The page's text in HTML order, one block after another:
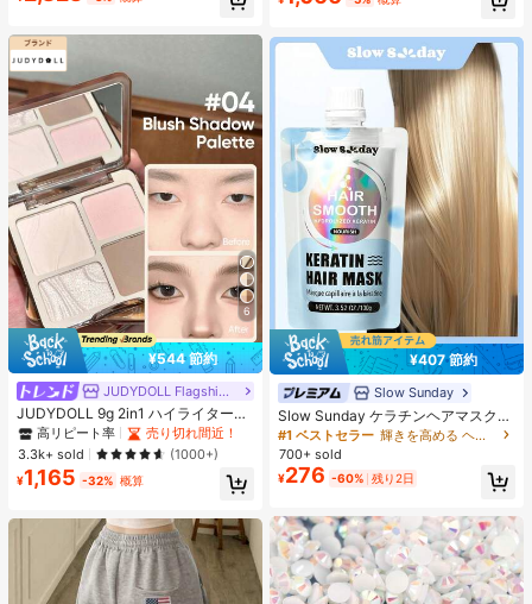
6
¥544 節約
JUDYDOLL Flagship Store
JUDYDOLL 9g 2in1 ハイライター&
コントアーパレット、マット&シマ
ーブラッシュパレット、初心者、自
分用、ギフトにも最適、パーティ
ー、デート、結婚式などのあらゆる
高リピート率
売り切れ間近！
3.3k+ sold
(1000+)
¥1,165 -32% 概算
¥407 節約
Slow Sunday
Slow Sunday ケラチンヘアマスク、
ケラチン、タンパク質豊富な成分、
強力な保湿、髪の補修と強化、すべ
ての髪質に対応、バケーション、ビ
ーチ、旅行の必需品、夏のヘアケア
#1 ベストセラー
輝きを高める ヘアトリートメント
700+ sold
¥276 -60% 残り2日